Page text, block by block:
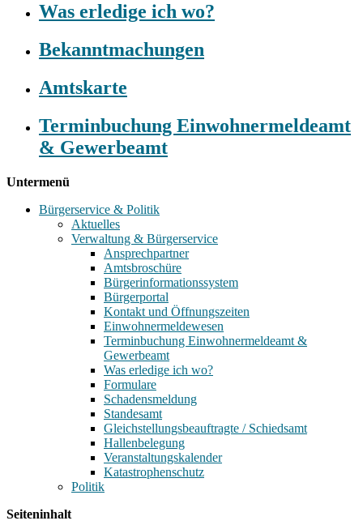
Was erledige ich wo?
Bekanntmachungen
Amtskarte
Terminbuchung Einwohnermeldeamt
& Gewerbeamt
Untermenü
Bürgerservice & Politik
Aktuelles
Verwaltung & Bürgerservice
Ansprechpartner
Amtsbroschüre
Bürgerinformationssystem
Bürgerportal
Kontakt und Öffnungszeiten
Einwohnermeldewesen
Terminbuchung Einwohnermeldeamt &
Gewerbeamt
Was erledige ich wo?
Formulare
Schadensmeldung
Standesamt
Gleichstellungsbeauftragte / Schiedsamt
Hallenbelegung
Veranstaltungskalender
Katastrophenschutz
Politik
Seiteninhalt